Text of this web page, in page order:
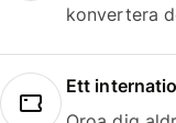
konvertera
Ett